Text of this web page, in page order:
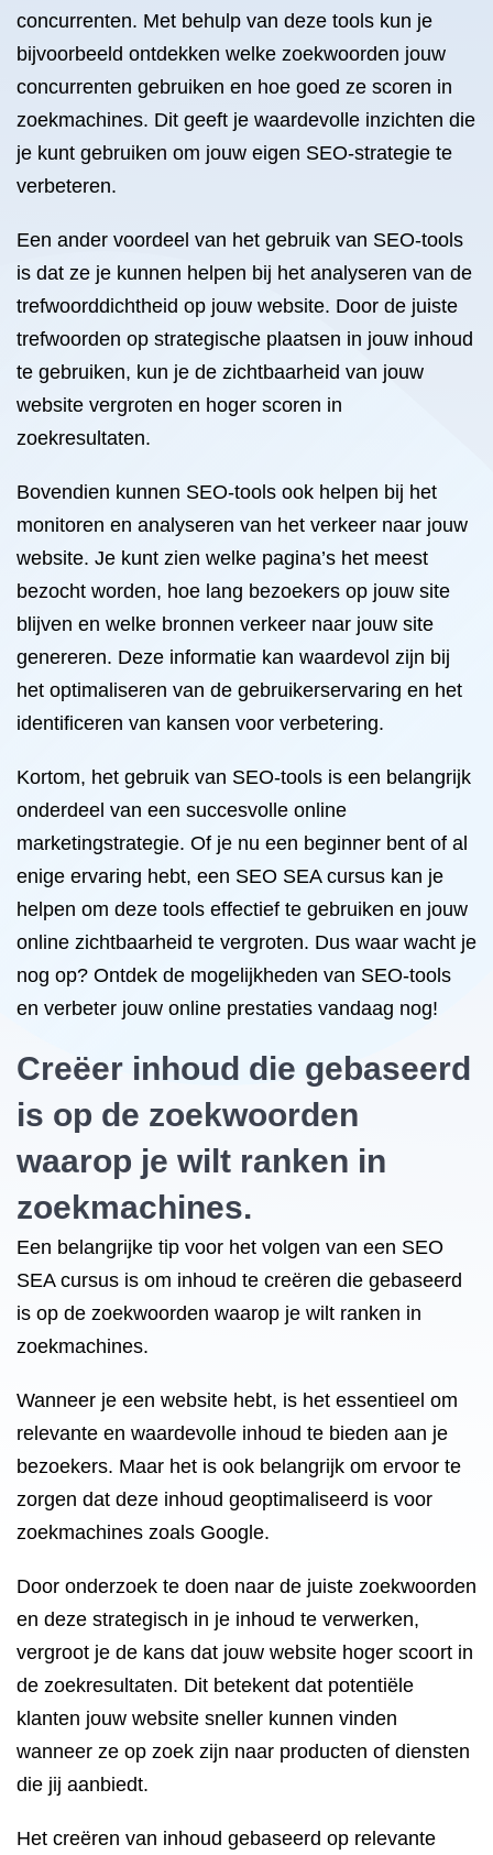
concurrenten. Met behulp van deze tools kun je
bijvoorbeeld ontdekken welke zoekwoorden jouw
concurrenten gebruiken en hoe goed ze scoren in
zoekmachines. Dit geeft je waardevolle inzichten die
je kunt gebruiken om jouw eigen SEO-strategie te
verbeteren.
Een ander voordeel van het gebruik van SEO-tools
is dat ze je kunnen helpen bij het analyseren van de
trefwoorddichtheid op jouw website. Door de juiste
trefwoorden op strategische plaatsen in jouw inhoud
te gebruiken, kun je de zichtbaarheid van jouw
website vergroten en hoger scoren in
zoekresultaten.
Bovendien kunnen SEO-tools ook helpen bij het
monitoren en analyseren van het verkeer naar jouw
website. Je kunt zien welke pagina’s het meest
bezocht worden, hoe lang bezoekers op jouw site
blijven en welke bronnen verkeer naar jouw site
genereren. Deze informatie kan waardevol zijn bij
het optimaliseren van de gebruikerservaring en het
identificeren van kansen voor verbetering.
Kortom, het gebruik van SEO-tools is een belangrijk
onderdeel van een succesvolle online
marketingstrategie. Of je nu een beginner bent of al
enige ervaring hebt, een SEO SEA cursus kan je
helpen om deze tools effectief te gebruiken en jouw
online zichtbaarheid te vergroten. Dus waar wacht je
nog op? Ontdek de mogelijkheden van SEO-tools
en verbeter jouw online prestaties vandaag nog!
Creëer inhoud die gebaseerd
is op de zoekwoorden
waarop je wilt ranken in
zoekmachines.
Een belangrijke tip voor het volgen van een SEO
SEA cursus is om inhoud te creëren die gebaseerd
is op de zoekwoorden waarop je wilt ranken in
zoekmachines.
Wanneer je een website hebt, is het essentieel om
relevante en waardevolle inhoud te bieden aan je
bezoekers. Maar het is ook belangrijk om ervoor te
zorgen dat deze inhoud geoptimaliseerd is voor
zoekmachines zoals Google.
Door onderzoek te doen naar de juiste zoekwoorden
en deze strategisch in je inhoud te verwerken,
vergroot je de kans dat jouw website hoger scoort in
de zoekresultaten. Dit betekent dat potentiële
klanten jouw website sneller kunnen vinden
wanneer ze op zoek zijn naar producten of diensten
die jij aanbiedt.
Het creëren van inhoud gebaseerd op relevante